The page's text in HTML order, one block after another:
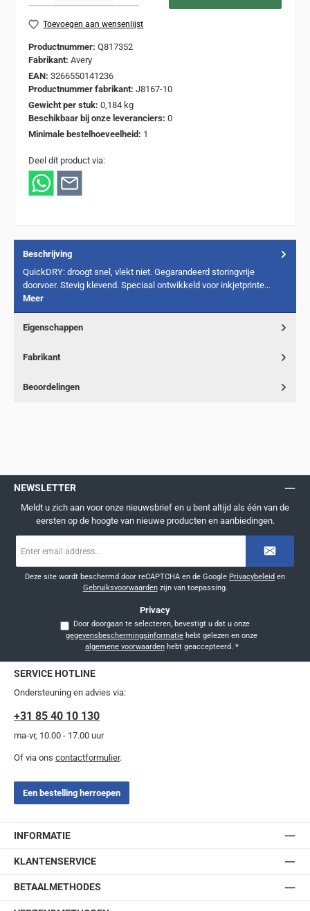
Toevoegen aan wensenlijst
Productnummer: Q817352
Fabrikant: Avery
EAN: 3266550141236
Productnummer fabrikant: J8167-10
Gewicht per stuk: 0,184 kg
Beschikbaar bij onze leveranciers: 0
Minimale bestelhoeveelheid: 1
Deel dit product via:
Beschrijving
QuickDRY: droogt snel, vlekt niet. Gegarandeerd storingvrije
doorvoer. Stevig klevend. Speciaal ontwikkeld voor inkjetprinte…
Meer
Eigenschappen
Fabrikant
Beoordelingen
NEWSLETTER
Meldt u zich aan voor onze nieuwsbrief en u bent altijd als één van de
eersten op de hoogte van nieuwe producten en aanbiedingen.
mailadres
Deze site wordt beschermd door reCAPTCHA en de Google Privacybeleid en
Gebruiksvoorwaardenzijn van toepassing.
Privacy
Door doorgaan te selecteren, bevestigt u dat u onze
gegevensbeschermingsinformatie
algemene voorwaardenhebt geaccepteerd. *
SERVICE HOTLINE
Ondersteuning en advies via:
+31 85 40 10 130
ma-vr, 10.00 - 17.00 uur
Of via ons contactformulier.
Een bestelling herroepen
INFORMATIE
KLANTENSERVICE
BETAALMETHODES